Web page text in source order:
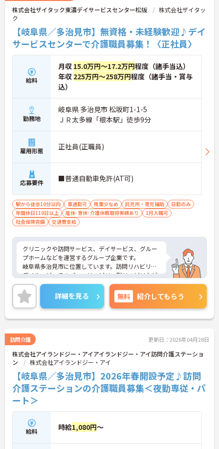
株式会社ザイタック東濃デイサービスセンター松阪
株式会社ザイタッ
ク
【岐阜県／多治見市】無資格・未経験歓迎♪デイ
サービスセンターで介護職員募集！〈正社員〉
給料
月収 15.0万円～17.2万円程度（諸手当込）
年収 225万円～258万円程度（諸手当・賞与
込）
勤務地
岐阜県 多治見市 松坂町1-1-5
ＪＲ太多線「根本駅」徒歩9分
雇用形態 正社員(正職員)
応募要件 ■普通自動車免許(AT可)
駅から徒歩10分以内 車通勤可 残業少なめ 託児所・育児補助
日勤のみ
年間休日110日以上
産休･育休･介護休暇取得実績あり
1月入職可
社会保険完備
交通費支給
クリニックや訪問サービス、デイサービス、グルー
プホームなどを運営するグループ企業です。
岐阜県多治見市に位置しています。訪問リハビリ・
デイサービスでのパワーリハビリ・脳リハビリなど
を組み入れたリハビリを実施されて異ます。
勤務は日勤のみ、年間休日110日、日曜日・祝日は
休みですので、プライベートとの両立もしやすい環
境です。ご興味のある方はお気軽にお問い合わせ下
さい。
詳細を見る 無料 紹介してもらう
訪問介護 更新日：2026年04月28日
株式会社アイランドジー・アイアイランドジー・アイ訪問介護ステーショ
ン
株式会社アイランドジー・アイ
【岐阜県／多治見市】2026年春開設予定♪訪問
介護ステーションの介護職員募集＜夜勤専従・パ
ート＞
給料 時給1,080円～